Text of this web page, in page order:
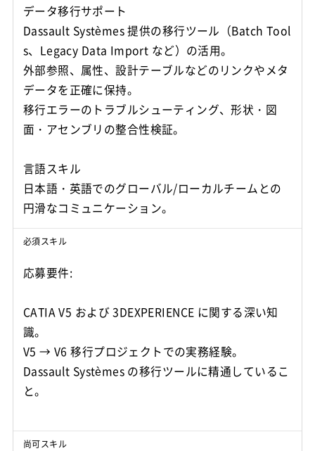
データ移行サポート
Dassault Systèmes 提供の移行ツール（Batch Tool
s、Legacy Data Import など）の活用。
外部参照、属性、設計テーブルなどのリンクやメタ
データを正確に保持。
移行エラーのトラブルシューティング、形状・図
面・アセンブリの整合性検証。
言語スキル
日本語・英語でのグローバル/ローカルチームとの
必須スキル
応募要件:
CATIA V5 および 3DEXPERIENCE に関する深い知
識。
V5 → V6 移行プロジェクトでの実務経験。
Dassault Systèmes の移行ツールに精通しているこ
と。
尚可スキル